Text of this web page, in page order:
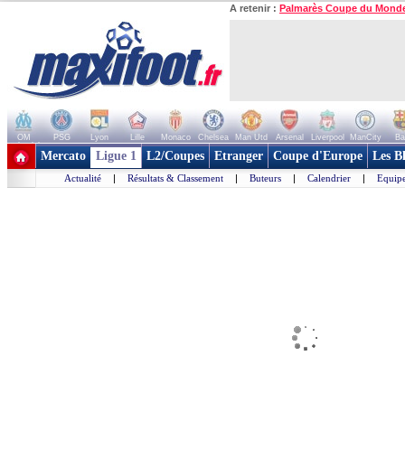
A retenir : Palmarès Coupe du
OM PSG Lyon Lille Monaco Chelsea Man Utd Arsenal Liverpool ManCity
+ de clubs
Mercato Ligue 1 L2/Coupes Etranger Coupe d'Europe Les
Actualité | Résultats & Classement | Buteurs | Calendrier |